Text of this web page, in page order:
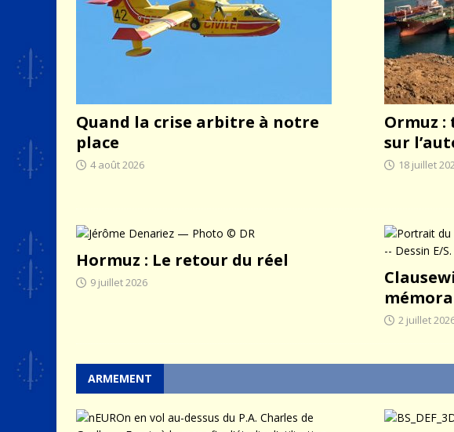
Quand la crise arbitre à notre
place
4 août 2026
Ormuz
sur
18 juillet
Hormuz : Le retour du réel
9 juillet 2026
2 juillet
ARMEMENT